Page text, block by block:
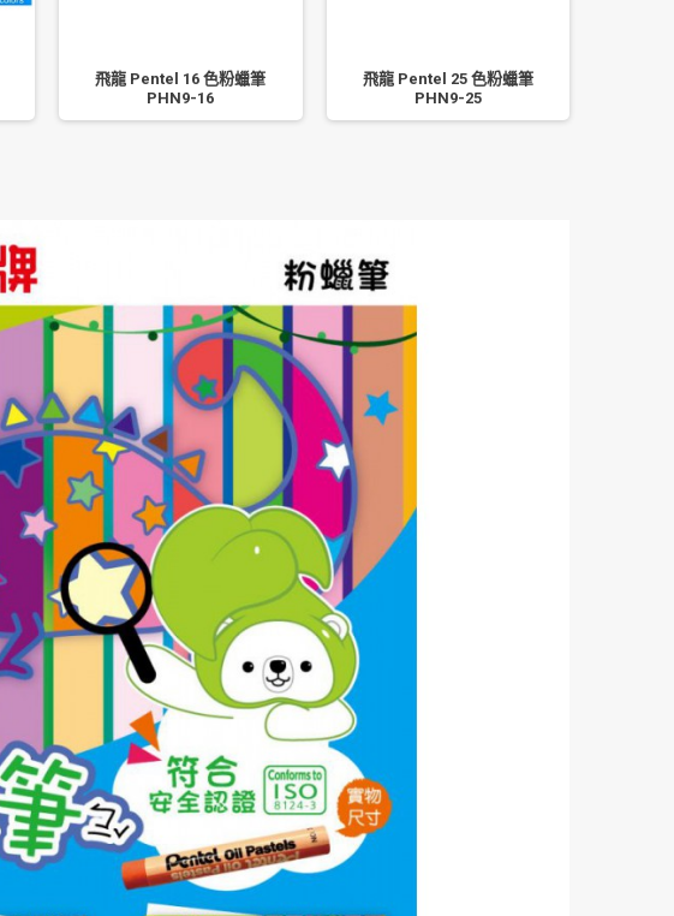
飛龍 Pentel 16 色粉蠟筆
PHN9-16
飛龍 Pentel 25 色粉蠟筆
PHN9-25